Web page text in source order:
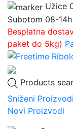
Užice
Subotom 08-14h
Besplatna
paket do 5kg)
Products
Sniženi Proizvodi
Novi Proizvodi